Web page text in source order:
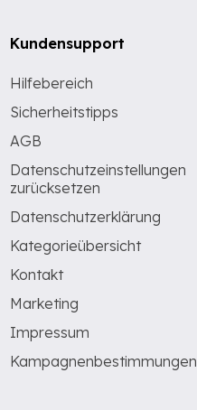
Kundensupport
Hilfebereich
Sicherheitstipps
AGB
Datenschutzeinstellungen
zurücksetzen
Datenschutzerklärung
Kategorieübersicht
Kontakt
Marketing
Impressum
Kampagnenbestimmungen